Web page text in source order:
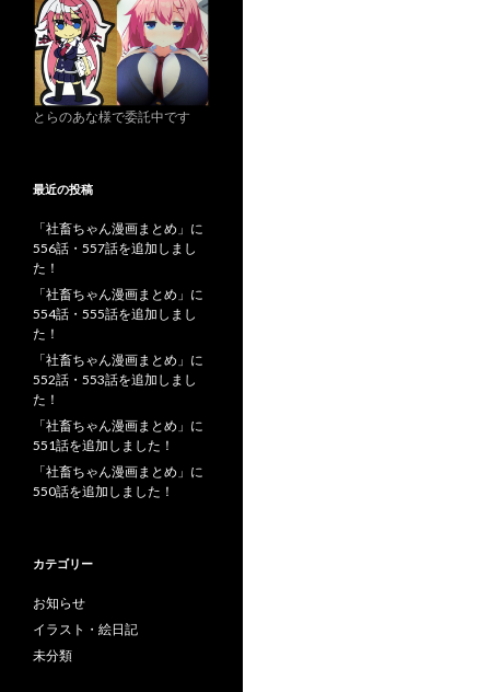
とらのあな様で委託中です
最近の投稿
「社畜ちゃん漫画まとめ」に
556話・557話を追加しまし
た！
「社畜ちゃん漫画まとめ」に
554話・555話を追加しまし
た！
「社畜ちゃん漫画まとめ」に
552話・553話を追加しまし
た！
「社畜ちゃん漫画まとめ」に
551話を追加しました！
「社畜ちゃん漫画まとめ」に
550話を追加しました！
カテゴリー
お知らせ
イラスト・絵日記
未分類